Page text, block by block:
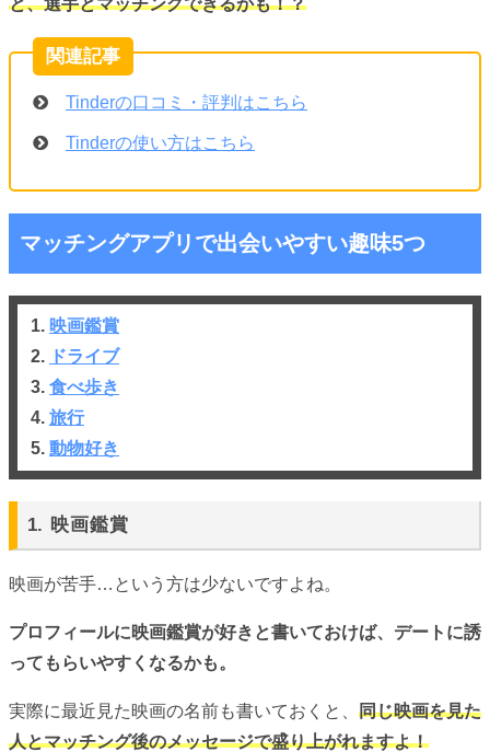
と、選手とマッチングできるかも！？
Tinderの口コミ・評判はこちら
Tinderの使い方はこちら
マッチングアプリで出会いやすい趣味5つ
1. 映画鑑賞
2.
ドライブ
3. 食べ歩き
4. 旅行
5. 動物好き
1. 映画鑑賞
映画が苦手…という方は少ないですよね。
プロフィールに映画鑑賞が好きと書いておけば、デートに誘
ってもらいやすくなるかも。
実際に最近見た映画の名前も書いておくと、 同じ映画を見た
人とマッチング後のメッセージで盛り上がれますよ！